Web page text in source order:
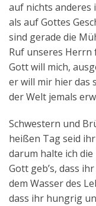
auf nichts anderes
als auf Gottes
sind gerade die
Ruf unseres Herrn
Gott will mich,
er will mir hier das
der Welt jemals
Schwestern und
heißen Tag seid
darum halte ich
Gott geb’s, dass
dem Wasser des
dass ihr hungrig